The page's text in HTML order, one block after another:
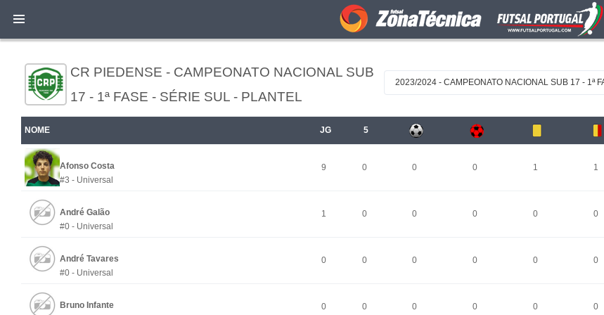
CR PIEDENSE - CAMPEONATO NACIONAL SUB
17 - 1ª FASE - SÉRIE SUL - PLANTEL
2023/2024 - CAMPEONATO NACIONAL SUB 17 - 1ª
NOME JG 5
Afonso Costa
#3 - Universal
9 0 0 0 1 1
André Galão
#0 - Universal
1 0 0 0 0 0
André Tavares
#0 - Universal
0 0 0 0 0 0
Bruno Infante
0 0 0 0 0 0